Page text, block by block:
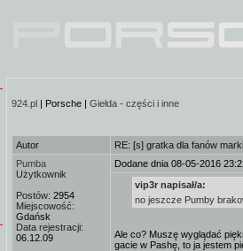
924.pl | Porsche | Giełda - części i inne
Autor
RE: [s] gratka dla fanów marki
Pumba
Użytkownik
Postów: 2954
Miejscowość:
Gdańsk
Data rejestracji:
06.12.09
Dodane dnia 08-05-2016
vip3r napisał/a:
no jeszcze Pumby
Ale co? Muszę wyglądać
gacie w Pashę, to ja jestem